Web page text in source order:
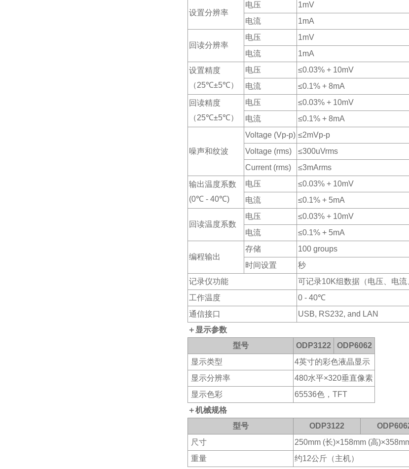
设置分辨率
电压
1mV
电流
1mA
回读分辨率
电压
1mV
电流
1mA
设置精度
（25℃±5℃）
电压
≤0.03% + 10mV
电流
≤0.1% + 8mA
回读精度
（25℃±5℃）
电压
≤0.03% + 10mV
电流
≤0.1% + 8mA
噪声和纹波
Voltage (Vp-p) ≤2mVp-p
Voltage (rms)
≤300uVrms
Current (rms)
≤3mArms
输出温度系数
(0℃- 40℃)
电压
≤0.03% + 10mV
电流
≤0.1% + 5mA
回读温度系数
电压
≤0.03% + 10mV
电流
≤0.1% + 5mA
编程输出
存储
100 groups
时间设置
秒
记录仪功能
可记录10K组数据（电压、电流
工作温度
0 - 40℃
通信接口
USB, RS232, and LAN
＋显示参数
型号
ODP3122
ODP6062
显示类型
4英寸的彩色液晶显示
显示分辨率
480水平×320垂直像素
显示色彩
65536色， TFT
＋机械规格
型号
ODP3122
尺寸
250mm (长)×158mm (高
重量
约12公斤（主机）